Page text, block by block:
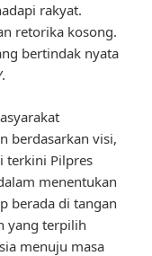
rakyat.
retorika kosong.
bertindak nyata
berdasarkan visi,
terkini Pilpres
menentukan
berada di tangan
yang terpilih
menuju masa